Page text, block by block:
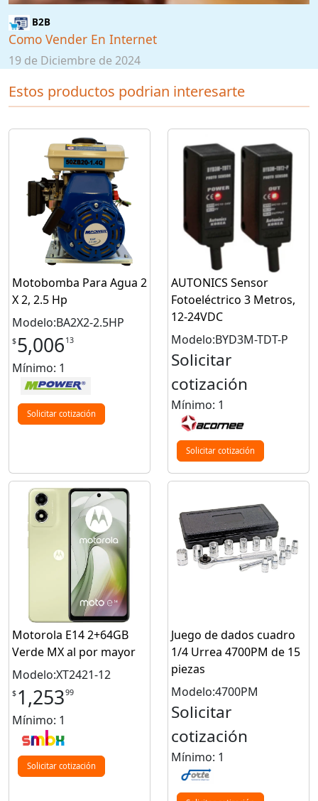
B2B
Como Vender En Internet
19 de Diciembre de 2024
Estos productos podrian interesarte
Motobomba Para Agua 2
X 2, 2.5 Hp
Modelo:BA2X2-2.5HP
$5,006 13
Mínimo: 1
Solicitar cotización
AUTONICS Sensor
Fotoeléctrico 3 Metros,
12-24VDC
Modelo:BYD3M-TDT-P
Solicitar
cotización
Mínimo: 1
Solicitar cotización
Motorola E14 2+64GB
Verde MX al por mayor
Modelo:XT2421-12
$ 1,25399
Mínimo: 1
Solicitar cotización
Juego de dados cuadro
1/4 Urrea 4700PM de 15
piezas
Modelo:4700PM
Solicitar
cotización
Mínimo: 1